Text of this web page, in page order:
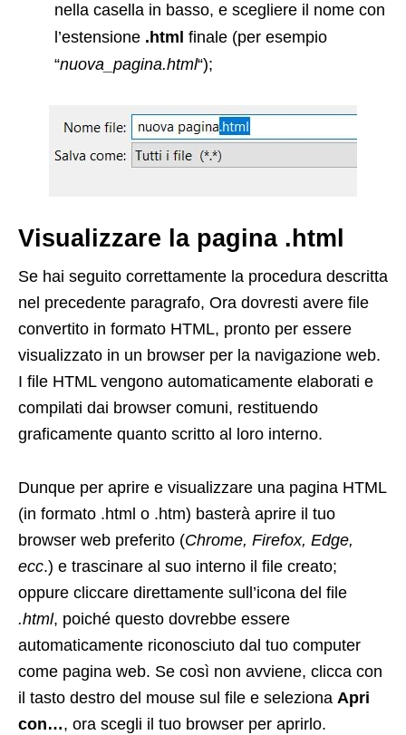
nella casella in basso, e scegliere il nome con
l’estensione .html finale (per esempio
“nuova_pagina.html“);
Visualizzare la pagina .html
Se hai seguito correttamente la procedura descritta
nel precedente paragrafo, Ora dovresti avere file
convertito in formato HTML, pronto per essere
visualizzato in un browser per la navigazione web.
I file HTML vengono automaticamente elaborati e
compilati dai browser comuni, restituendo
graficamente quanto scritto al loro interno.
Dunque per aprire e visualizzare una pagina HTML
(in formato .html o .htm) basterà aprire il tuo
browser web preferito (Chrome, Firefox, Edge,
ecc.) e trascinare al suo interno il file creato;
oppure cliccare direttamente sull’icona del file
.html, poiché questo dovrebbe essere
automaticamente riconosciuto dal tuo computer
come pagina web. Se così non avviene, clicca con
il tasto destro del mouse sul file e seleziona Apri
con…, ora scegli il tuo browser per aprirlo.